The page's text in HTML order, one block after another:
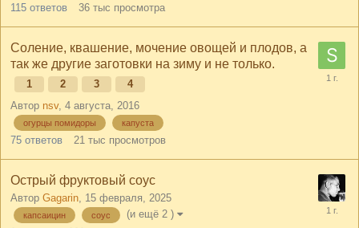
115 ответов 36 тыс просмотра
Соление, квашение, мочение овощей и плодов, а
так же другие заготовки на зиму и не только.
1 2 3
4
Автор nsv, 4 августа, 2016
огурцы помидоры капуста
75 ответов 21 тыс просмотров
Острый фруктовый соус
Автор Gagarin, 15 февраля, 2025
капсаицин соус
(и ещё 2 )